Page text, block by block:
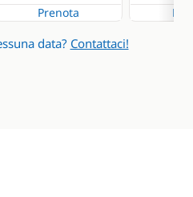
Prenota
data? Contattaci!